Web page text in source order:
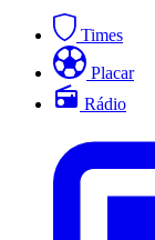
Times
Placar
Rádio